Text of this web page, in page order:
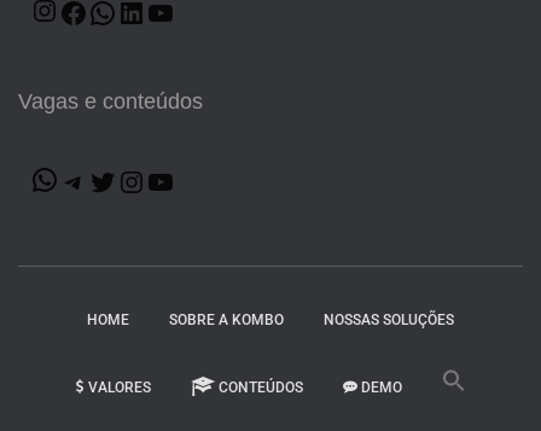
Vagas e conteúdos
HOME SOBRE A KOMBO NOSSAS SOLUÇÕES
VALORES CONTEÚDOS DEMO